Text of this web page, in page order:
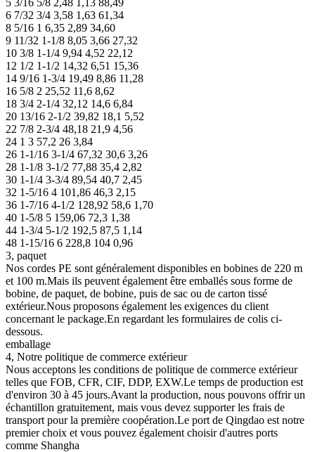
6 7/32 3/4 3,58 1,63 61,34
8 5/16 1 6,35 2,89 34,60
9 11/32 1-1/8 8,05 3,66 27,32
10 3/8 1-1/4 9,94 4,52 22,12
12 1/2 1-1/2 14,32 6,51 15,36
14 9/16 1-3/4 19,49 8,86 11,28
16 5/8 2 25,52 11,6 8,62
18 3/4 2-1/4 32,12 14,6 6,84
20 13/16 2-1/2 39,82 18,1 5,52
22 7/8 2-3/4 48,18 21,9 4,56
24 1 3 57,2 26 3,84
26 1-1/16 3-1/4 67,32 30,6 3,26
28 1-1/8 3-1/2 77,88 35,4 2,82
30 1-1/4 3-3/4 89,54 40,7 2,45
32 1-5/16 4 101,86 46,3 2,15
36 1-7/16 4-1/2 128,92 58,6 1,70
40 1-5/8 5 159,06 72,3 1,38
44 1-3/4 5-1/2 192,5 87,5 1,14
48 1-15/16 6 228,8 104 0,96
3, paquet
Nos cordes PE sont généralement disponibles en bobines de 220 m
et 100 m.Mais ils peuvent également être emballés sous forme de
bobine, de paquet, de bobine, puis de sac ou de carton tissé
extérieur.Nous proposons également les exigences du client
concernant le package.En regardant les formulaires de colis ci-
dessous.
emballage
4, Notre politique de commerce extérieur
Nous acceptons les conditions de politique de commerce extérieur
telles que FOB, CFR, CIF, DDP, EXW.Le temps de production est
d'environ 30 à 45 jours.Avant la production, nous pouvons offrir un
échantillon gratuitement, mais vous devez supporter les frais de
transport pour la première coopération.Le port de Qingdao est notre
premier choix et vous pouvez également choisir d'autres ports
comme Shangha